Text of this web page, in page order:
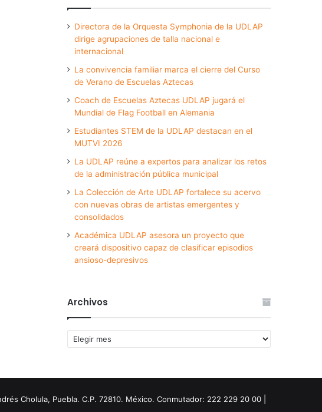
Directora de la Orquesta Symphonia de la UDLAP
dirige agrupaciones de talla nacional e
internacional
La convivencia familiar marca el cierre del Curso
de Verano de Escuelas Aztecas
Coach de Escuelas Aztecas UDLAP jugará el
Mundial de Flag Football en Alemania
Estudiantes STEM de la UDLAP destacan en el
MUTVI 2026
La UDLAP reúne a expertos para analizar los retos
de la administración pública municipal
La Colección de Arte UDLAP fortalece su acervo
con nuevas obras de artistas emergentes y
consolidados
Académica UDLAP asesora un proyecto que
creará dispositivo capaz de clasificar episodios
ansioso-depresivos
Archivos
Archivos
Cholula, Puebla. C.P. 72810. México. Conmutador: 222 229 20 00 |